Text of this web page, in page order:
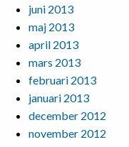
juni 2013
maj 2013
april 2013
mars 2013
februari 2013
januari 2013
december 2012
november 2012